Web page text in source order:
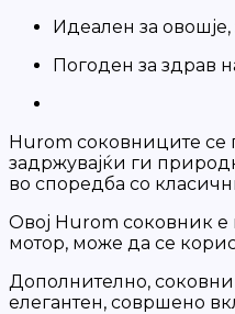
Идеален за овошје,
Погоден за здрав
Hurom соковниците се
задржувајќи ги
во споредба со
Овој Hurom соковник е
мотор, може да се
Дополнително,
елегантен, совршено